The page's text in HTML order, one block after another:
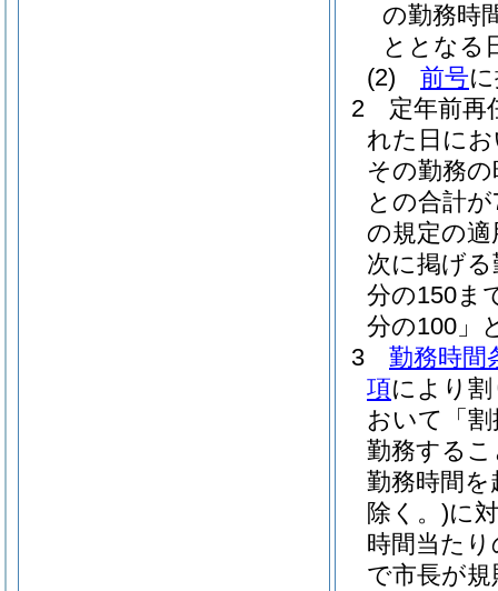
の勤務時
ととなる
(2)
前号
2
定年前再
れた日に
その勤務
との合計
の規定の
次に掲げ
分の150ま
分の100」
3
勤務時間
項により
おいて「
勤務する
勤務時間
除く。)に
時間当た
で市長が